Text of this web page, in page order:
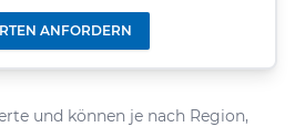
ANFORDERN
und können je nach Region,